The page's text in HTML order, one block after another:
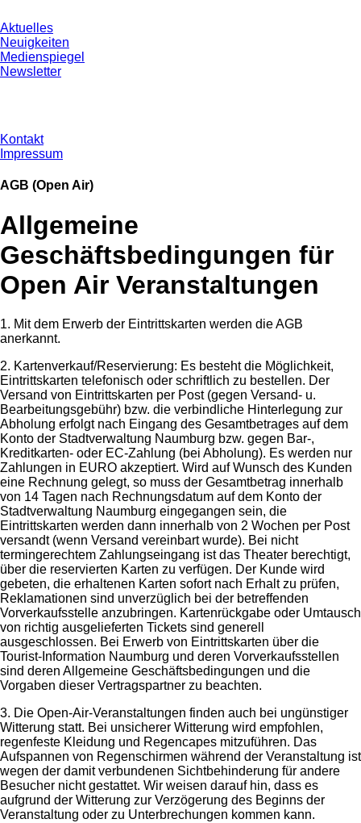
Aktuelles
Neuigkeiten
Medienspiegel
Newsletter
Kontakt
Impressum
AGB (Open Air)
Allgemeine
Geschäftsbedingungen für
Open Air Veranstaltungen
1. Mit dem Erwerb der Eintrittskarten werden die AGB
anerkannt.
2. Kartenverkauf/Reservierung: Es besteht die Möglichkeit,
Eintrittskarten telefonisch oder schriftlich zu bestellen. Der
Versand von Eintrittskarten per Post (gegen Versand- u.
Bearbeitungsgebühr) bzw. die verbindliche Hinterlegung zur
Abholung erfolgt nach Eingang des Gesamtbetrages auf dem
Konto der Stadtverwaltung Naumburg bzw. gegen Bar-,
Kreditkarten- oder EC-Zahlung (bei Abholung). Es werden nur
Zahlungen in EURO akzeptiert. Wird auf Wunsch des Kunden
eine Rechnung gelegt, so muss der Gesamtbetrag innerhalb
von 14 Tagen nach Rechnungsdatum auf dem Konto der
Stadtverwaltung Naumburg eingegangen sein, die
Eintrittskarten werden dann innerhalb von 2 Wochen per Post
versandt (wenn Versand vereinbart wurde). Bei nicht
termingerechtem Zahlungseingang ist das Theater berechtigt,
über die reservierten Karten zu verfügen. Der Kunde wird
gebeten, die erhaltenen Karten sofort nach Erhalt zu prüfen,
Reklamationen sind unverzüglich bei der betreffenden
Vorverkaufsstelle anzubringen. Kartenrückgabe oder Umtausch
von richtig ausgelieferten Tickets sind generell
ausgeschlossen. Bei Erwerb von Eintrittskarten über die
Tourist-Information Naumburg und deren Vorverkaufsstellen
sind deren Allgemeine Geschäftsbedingungen und die
Vorgaben dieser Vertragspartner zu beachten.
3. Die Open-Air-Veranstaltungen finden auch bei ungünstiger
Witterung statt. Bei unsicherer Witterung wird empfohlen,
regenfeste Kleidung und Regencapes mitzuführen. Das
Aufspannen von Regenschirmen während der Veranstaltung ist
wegen der damit verbundenen Sichtbehinderung für andere
Besucher nicht gestattet. Wir weisen darauf hin, dass es
aufgrund der Witterung zur Verzögerung des Beginns der
Veranstaltung oder zu Unterbrechungen kommen kann.